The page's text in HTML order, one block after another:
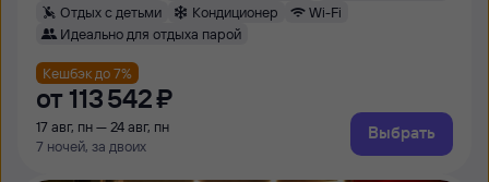
Отдых с детьми
Кондиционер
Wi-Fi
Идеально для отдыха парой
Кешбэк до 7%
от 113 ⁠542 ⁠₽
17 авг, пн — 24 авг, пн
7 ночей, за двоих
Выбрать